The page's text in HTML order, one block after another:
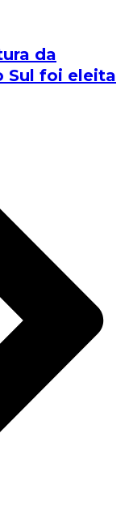
da
Sul foi eleita